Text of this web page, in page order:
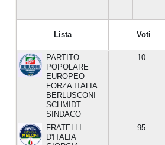
Lista Voti
PARTITO
POPOLARE
EUROPEO
FORZA ITALIA
BERLUSCONI
SCHMIDT
SINDACO
10
FRATELLI
D'ITALIA
95